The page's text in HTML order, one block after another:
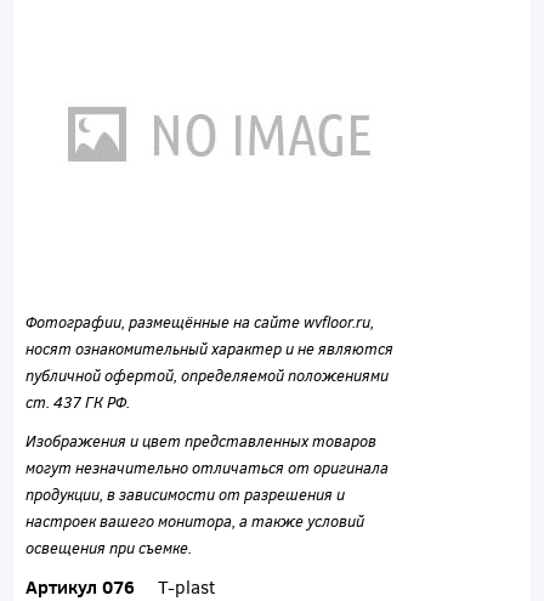
Фотографии, размещённые на сайте wvfloor.ru,
носят ознакомительный характер и не являются
публичной офертой, определяемой положениями
ст. 437 ГК РФ.
Изображения и цвет представленных товаров
могут незначительно отличаться от оригинала
продукции, в зависимости от разрешения и
настроек вашего монитора, а также условий
освещения при съемке.
Артикул 076 T-plast